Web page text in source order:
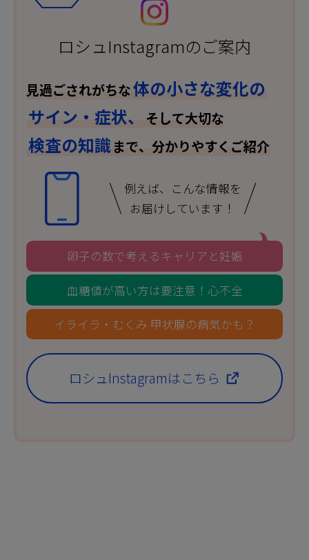
ロシュInstagramのご案内
見過ごされがちな体の小さな変化の
サイン・症状、
そして大切な
検査の知識まで、分かりやすくご紹介
例えば、こんな情報を
お届けしています！
卵子の数で考えるキャリアと妊娠
血糖値が高い方は要注意！心不全
イライラ・むくみ 甲状腺の病気かも？
ロシュInstagramはこちら